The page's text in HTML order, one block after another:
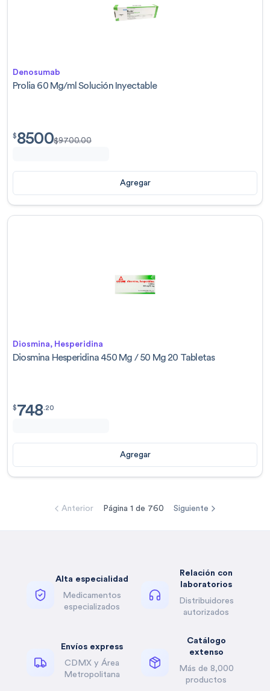
Denosumab
Prolia 60 Mg/ml Solución Inyectable
$8500.00
$8500$9700.00
Agregar
Diosmina, Hesperidina
Diosmina Hesperidina 450 Mg / 50 Mg 20 Tabletas
$748.20
$748.20
Agregar
Anterior Página 1 de 760 Siguiente
Alta especialidad
Medicamentos
especializados
Relación con
laboratorios
Distribuidores
autorizados
Envíos express
CDMX y Área
Metropolitana
Catálogo
extenso
Más de 8,000
productos